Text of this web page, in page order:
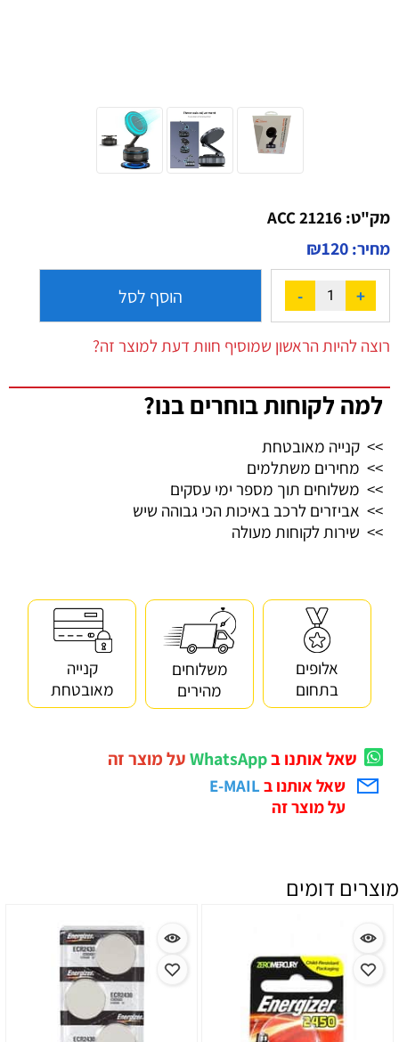
מק"ט: ACC 21216
מחיר:
₪120
הוסף לסל
רוצה להיות הראשון שמוסיף חוות דעת למוצר זה?
למה לקוחות בוחרים בנו?
>> קנייה מאובטחת
>> מחירים משתלמים
>> משלוחים תוך מספר ימי עסקים
>> אביזרים לרכב באיכות הכי גבוהה שיש
>> שירות לקוחות מעולה
אלופים
בתחום
משלוחים
מהירים
קנייה
מאובטחת
שאל אותנו בWhatsAppעל מוצר זה
שאל אותנו ב E-MAIL
על מוצר זה
מוצרים דומים